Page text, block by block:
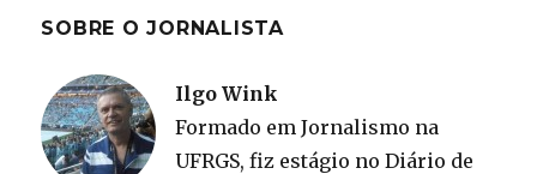
SOBRE O JORNALISTA
Ilgo Wink
Formado em Jornalismo na
UFRGS, fiz estágio no Diário de